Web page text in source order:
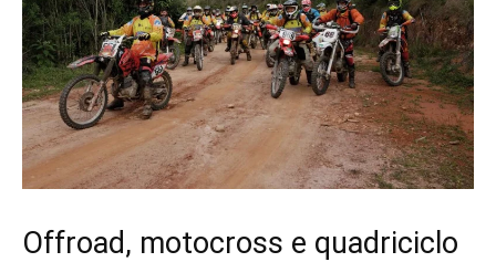
Offroad, motocross e quadriciclo